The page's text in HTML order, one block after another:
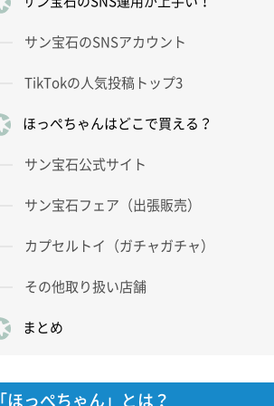
サン宝石のSNSアカウント
TikTokの人気投稿トップ3
ほっぺちゃんはどこで買える？
サン宝石公式サイト
サン宝石フェア（出張販売）
カプセルトイ（ガチャガチャ）
その他取り扱い店舗
まとめ
「ほっぺちゃん」とは？